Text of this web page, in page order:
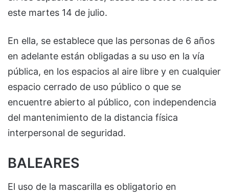
este martes 14 de julio.
En ella, se establece que las personas de 6 años
en adelante están obligadas a su uso en la vía
pública, en los espacios al aire libre y en cualquier
espacio cerrado de uso público o que se
encuentre abierto al público, con independencia
del mantenimiento de la distancia física
interpersonal de seguridad.
BALEARES
El uso de la mascarilla es obligatorio en